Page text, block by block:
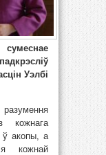
Уэлбі
кожнага
ў акопы, а
кожнай